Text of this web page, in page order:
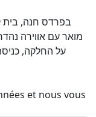
בפרדס חנה, בית
מואר עם אווירה
על החלקה,
et nous vous